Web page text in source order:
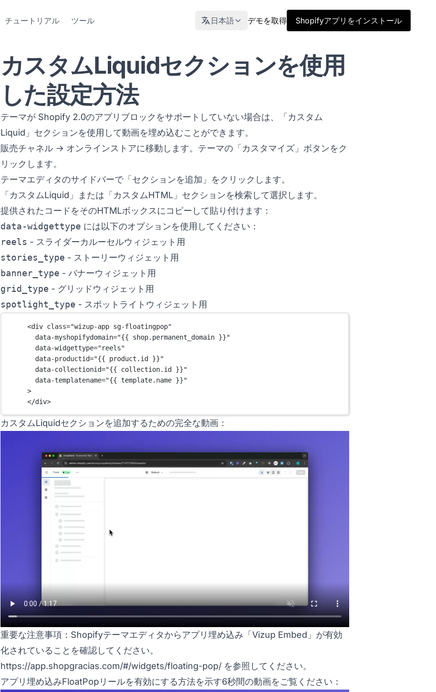
チュートリアル ツール 日本語 デモを取得 Shopifyアプリをインストール
カスタムLiquidセクションを使用
した設定方法
テーマが Shopify 2.0のアプリブロックをサポートしていない場合は、「カスタム
Liquid」セクションを使用して動画を埋め込むことができます。
販売チャネル -> オンラインストアに移動します。テーマの「カスタマイズ」ボタンをク
リックします。
テーマエディタのサイドバーで「セクションを追加」をクリックします。
「カスタムLiquid」または「カスタムHTML」セクションを検索して選択します。
提供されたコードをそのHTMLボックスにコピーして貼り付けます：
data-widgettype には以下のオプションを使用してください：
reels - スライダーカルーセルウィジェット用
stories_type - ストーリーウィジェット用
banner_type - バナーウィジェット用
grid_type - グリッドウィジェット用
spotlight_type - スポットライトウィジェット用
<div class="wizup-app sg-floatingpop"
data-myshopifydomain="{{ shop. permanent_domain }}"
data-widgettype="reels"
data-productid="{{ product . id }}"
data-collectionid="{{ collection. id }}"
data-templatename="{{ template. name }}"
>
</div>
カスタムLiquidセクションを追加するための完全な動画：
重要な注意事項：Shopifyテーマエディタからアプリ埋め込み「Vizup Embed」が有効
化されていることを確認してください。
https://app.shopgracias.com/#/widgets/floating-pop/を参照してください。
アプリ埋め込みFloatPopリールを有効にする方法を示す6秒間の動画をご覧ください：